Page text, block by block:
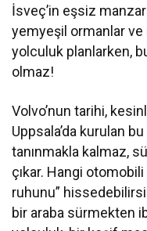
İsveç’in eşsiz
yemyeşil ormanlar ve
yolculuk planlarken,
olmaz!
Volvo’nun tarihi,
Uppsala’da kurulan
tanınmakla kalmaz,
çıkar. Hangi otomobili
ruhunu”
bir araba sürmekten